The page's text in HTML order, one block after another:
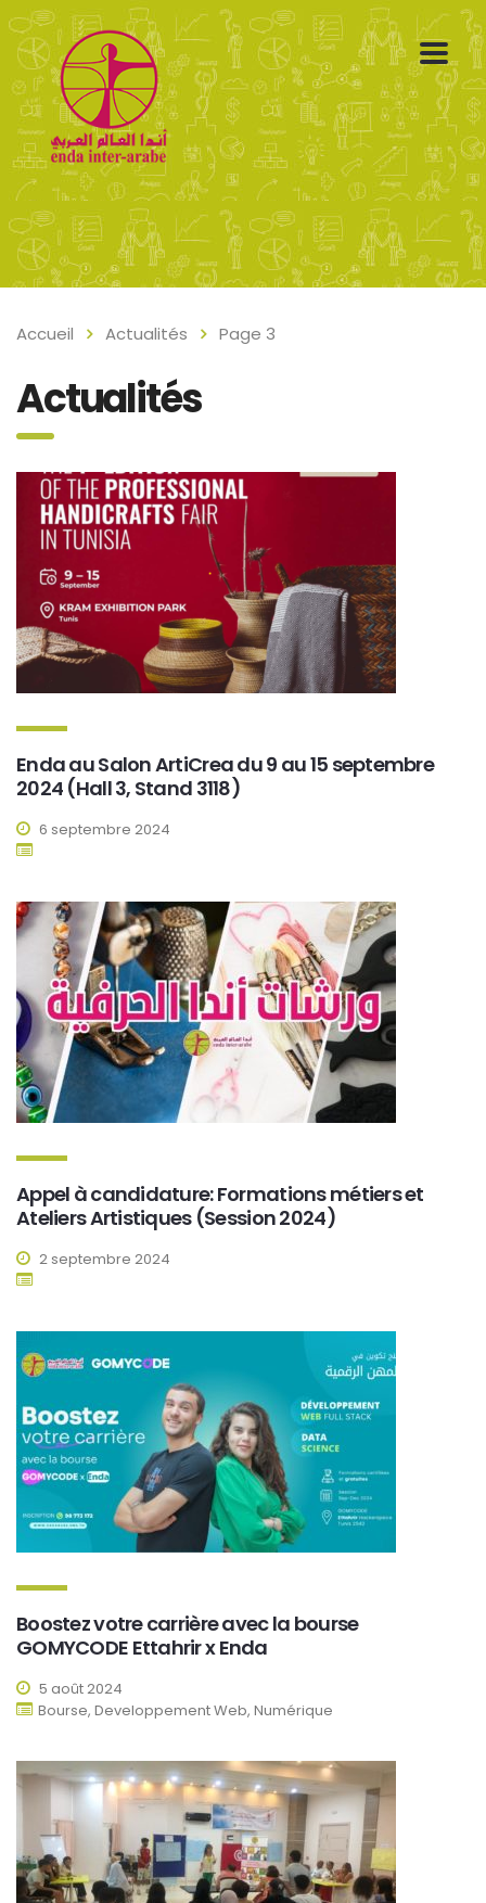
Accueil Actualités Page 3
Actualités
Enda au Salon ArtiCrea du 9 au 15 septembre
2024 (Hall 3, Stand 3118)
6 septembre 2024
Appel à candidature: Formations métiers et
Ateliers Artistiques (Session 2024)
2 septembre 2024
Boostez votre carrière avec la bourse
GOMYCODE Ettahrir x Enda
5 août 2024
Bourse, Developpement Web, Numérique